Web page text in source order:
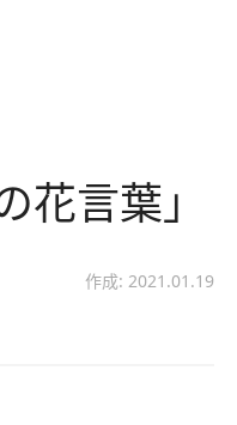
言葉」
作成: 2021.01.19